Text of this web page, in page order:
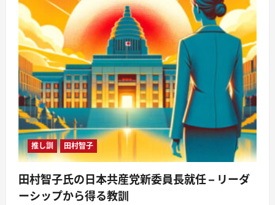
た
の
心
に
火
を
つ
け、
山
本
リ
ン
ダ
共
に、
あ
な
た
の
世
界
を
推し訓 田村智子
田村智子氏の日本共産党新委員長就任 – リーダ
ーシップから得る教訓